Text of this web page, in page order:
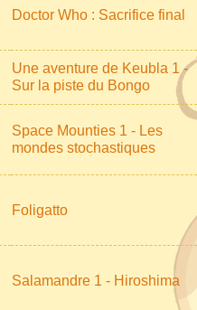
Doctor Who : Sacrifice final
Une aventure de Keubla 1 -
Sur la piste du Bongo
Space Mounties 1 - Les
mondes stochastiques
Foligatto
Salamandre 1 - Hiroshima